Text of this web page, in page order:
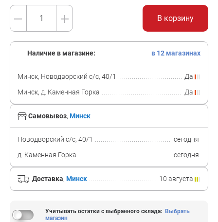
В корзину
Самовывоз, Минск
Новодворский с/с, 40/1
сегодня
д. Каменная Горка
сегодня
Доставка, Минск 10 августа
Наличие в магазине: в 12 магазинах
Минск, Новодворский с/с, 40/1
Да
Минск, д. Каменная Горка
Да
Учитывать остатки с выбранного склада: Выбрать
магазин